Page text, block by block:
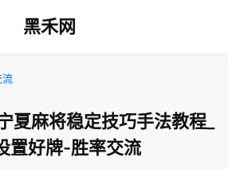
黑禾网
流
夏麻将稳定技巧手法教程_
置好牌-胜率交流